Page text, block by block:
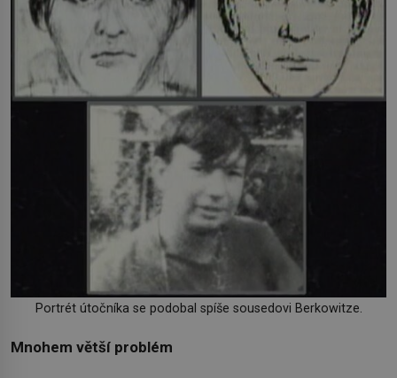
Portrét útočníka se podobal spíše sousedovi Berkowitze.
Mnohem větší problém